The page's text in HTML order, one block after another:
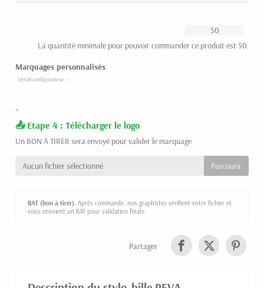
La quantité minimale pour pouvoir commander ce produit est 50.
Marquages personnalisés
-
Etape 4 : Télécharger le logo
Un BON À TIRER sera envoyé pour valider le marquage
Aucun fichier sélectionné
BAT (bon à tirer). Après commande, nos graphistes vérifient votre fichier et
vous envoient un BAT pour validation finale.
Partager